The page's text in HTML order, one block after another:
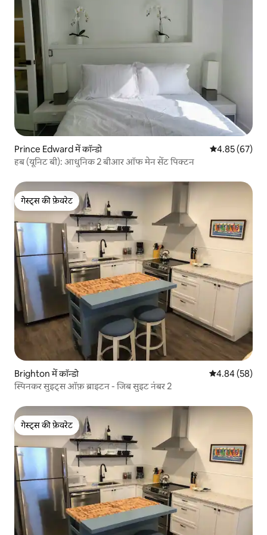
Prince Edward में कॉन्डो औसत रेटिंग 5 में
4.85 (67)
हब (यूनिट बी): आधुनिक 2 बीआर ऑफ मेन सेंट पिक्टन
गेस्ट्स की फ़ेवरेट
गेस्ट्स की फ़ेवरेट
Brighton में कॉन्डो औसत रेटिंग 5 में
4.84 (58)
स्पिनकर सुइट्स ऑफ़ ब्राइटन - जिब सुइट नंबर 2
गेस्ट्स की फ़ेवरेट
गेस्ट्स की फ़ेवरेट